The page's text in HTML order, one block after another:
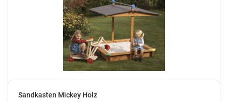
Sandkasten Mickey Holz